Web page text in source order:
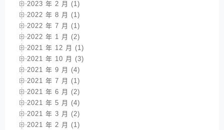
2023 年 2 月 (1)
2022 年 8 月 (1)
2022 年 7 月 (1)
2022 年 1 月 (2)
2021 年 12 月 (1)
2021 年 10 月 (3)
2021 年 9 月 (4)
2021 年 7 月 (1)
2021 年 6 月 (2)
2021 年 5 月 (4)
2021 年 3 月 (2)
2021 年 2 月 (1)